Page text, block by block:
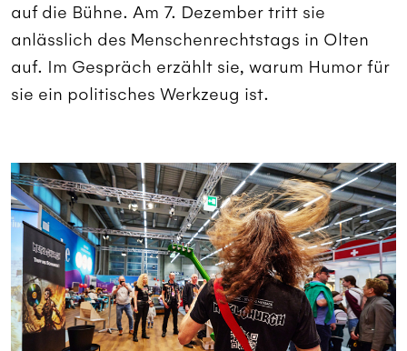
auf die Bühne. Am 7. Dezember tritt sie
anlässlich des Menschenrechtstags in Olten
auf. Im Gespräch erzählt sie, warum Humor für
sie ein politisches Werkzeug ist.